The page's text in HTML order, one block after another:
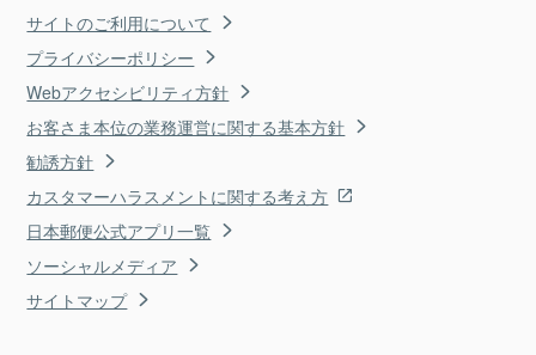
サイトのご利用について
プライバシーポリシー
Webアクセシビリティ方針
お客さま本位の業務運営に関する基本方針
勧誘方針
カスタマーハラスメントに関する考え方
日本郵便公式アプリ一覧
ソーシャルメディア
サイトマップ